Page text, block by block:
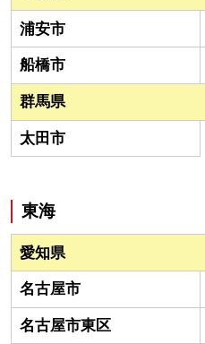
浦安市
船橋市
群馬県
太田市
東海
愛知県
名古屋市
名古屋市東区